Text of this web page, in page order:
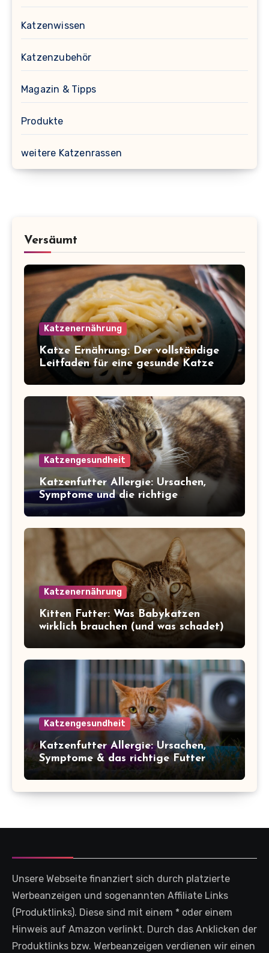
Katzenwissen
Katzenzubehör
Magazin & Tipps
Produkte
weitere Katzenrassen
Versäumt
Katzenernährung
Katze Ernährung: Der vollständige
Leitfaden für eine gesunde Katze
Katzengesundheit
Katzenfutter Allergie: Ursachen,
Symptome und die richtige
Ernährung
Katzenernährung
Kitten Futter: Was Babykatzen
wirklich brauchen (und was schadet)
Katzengesundheit
Katzenfutter Allergie: Ursachen,
Symptome & das richtige Futter
Unsere Webseite finanziert sich durch platzierte
Werbeanzeigen und sogenannten Affiliate Links
(Produktlinks). Diese sind mit einem * oder einem
Hinweis auf Amazon verlinkt. Durch das Anklicken der
Produktlinks bzw. Werbeanzeigen verdienen wir einen